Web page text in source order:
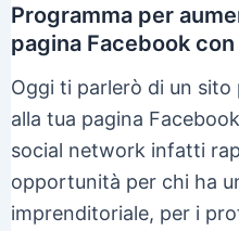
Programma per
pagina Facebook
Oggi ti parlerò di un sito
alla tua pagina
social network infatti
opportunità per chi ha
imprenditoriale, per i